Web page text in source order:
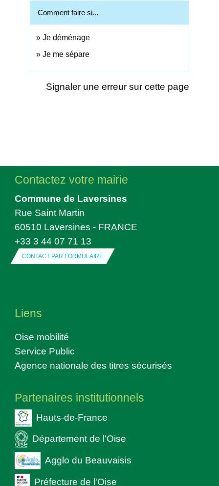
Comment faire si...
Je déménage
Je me sépare
Signaler une erreur sur cette page
Contactez votre mairie
Commune de Laversines
Rue Saint Martin
60510 Laversines - FRANCE
+33 3 44 07 71 13
CONTACT PAR FORMULAIRE
Liens
Oise mobilité
Service Public
Agence nationale des titres sécurisés
Partenaires institutionnels
Hauts-de-France
Département de l'Oise
Agglo du Beauvaisis
Préfecture de l'Oise